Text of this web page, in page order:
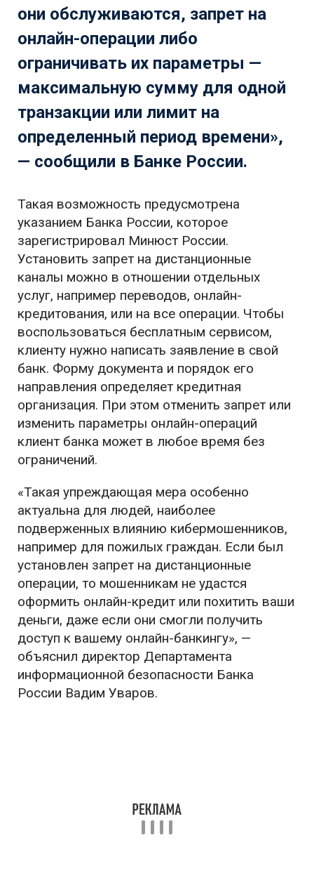
они обслуживаются, запрет на
онлайн-операции либо
ограничивать их параметры —
максимальную сумму для одной
транзакции или лимит на
определенный период времени»,
— сообщили в Банке России.
Такая возможность предусмотрена
указанием Банка России, которое
зарегистрировал Минюст России.
Установить запрет на дистанционные
каналы можно в отношении отдельных
услуг, например переводов, онлайн-
кредитования, или на все операции. Чтобы
воспользоваться бесплатным сервисом,
клиенту нужно написать заявление в свой
банк. Форму документа и порядок его
направления определяет кредитная
организация. При этом отменить запрет или
изменить параметры онлайн-операций
клиент банка может в любое время без
ограничений.
«Такая упреждающая мера особенно
актуальна для людей, наиболее
подверженных влиянию кибермошенников,
например для пожилых граждан. Если был
установлен запрет на дистанционные
операции, то мошенникам не удастся
оформить онлайн-кредит или похитить ваши
деньги, даже если они смогли получить
доступ к вашему онлайн-банкингу», —
объяснил директор Департамента
информационной безопасности Банка
России Вадим Уваров.